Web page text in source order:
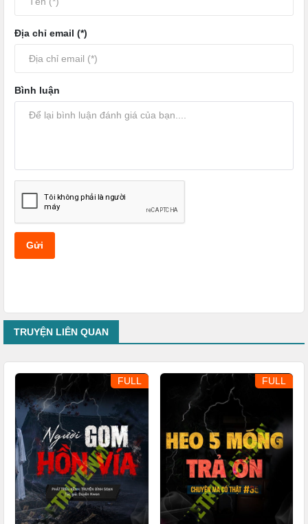
Địa chỉ email (*)
Bình luận
Gửi
TRUYỆN LIÊN QUAN
FULL FULL